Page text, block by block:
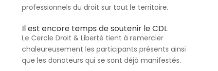
professionnels du droit sur tout le territoire.
Il est encore temps de soutenir le CDL
Le Cercle Droit & Liberté tient à remercier
chaleureusement les participants présents ainsi
que les donateurs qui se sont déjà manifestés.